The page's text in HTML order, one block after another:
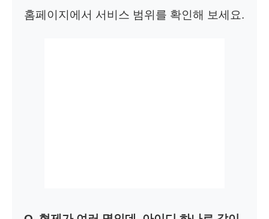
홈페이지에서 서비스 범위를 확인해 보세요.